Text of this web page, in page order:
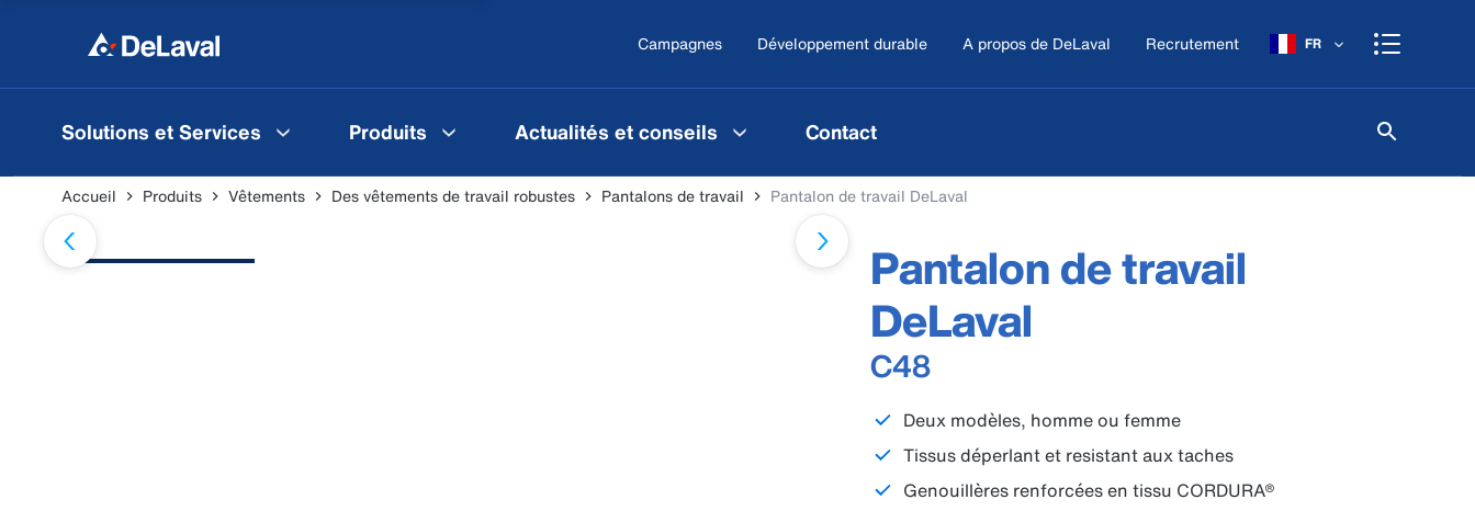
Campagnes Développement durable A propos de DeLaval Recrutement FR
Solutions et Services Produits Actualités et conseils Contact
Accueil Produits Vêtements Des vêtements de travail robustes Pantalons de travail Pantalon de travail DeLaval
Pantalon de travail
DeLaval
C48
Deux modèles, homme ou femme
Tissus déperlant et resistant aux taches
Genouillères renforcées en tissu CORDURA®